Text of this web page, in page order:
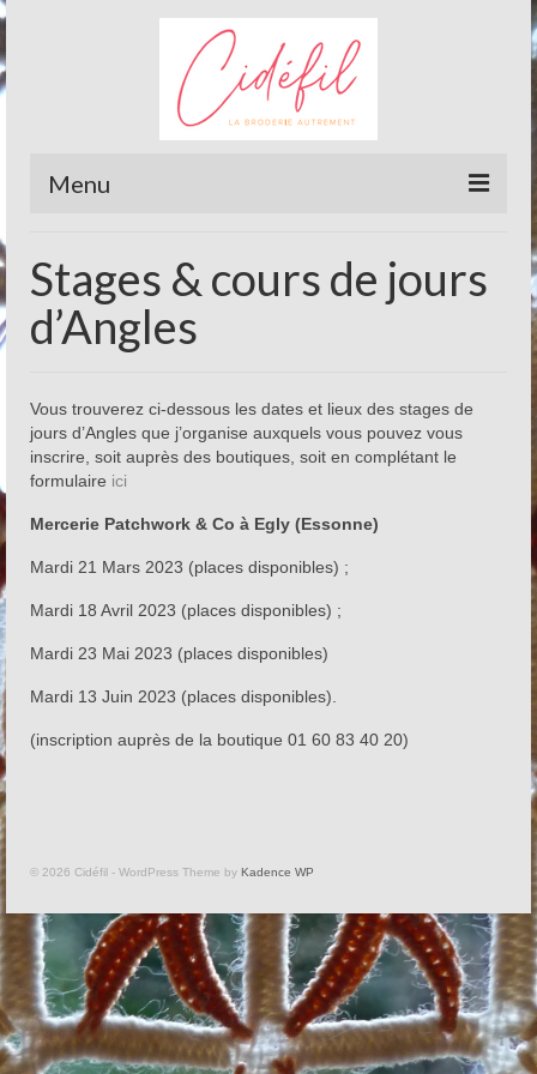
Menu
Contact
Stages de Réticello
Stage Reticello niveau 1
Stage Reticello niveau 2 (traditionnel)
Cours de Réticello
Les salons auxquels je participe
Les réalisations de mes élèves
Livre d’Or
Stages & cours de jours
d’Angles
Vous trouverez ci-dessous les dates et lieux des stages de
jours d’Angles que j’organise auxquels vous pouvez vous
inscrire, soit auprès des boutiques, soit en complétant le
formulaire ici
Mercerie Patchwork & Co à Egly (Essonne)
Mardi 21 Mars 2023 (places disponibles) ;
Mardi 18 Avril 2023 (places disponibles) ;
Mardi 23 Mai 2023 (places disponibles)
Mardi 13 Juin 2023 (places disponibles).
(inscription auprès de la boutique 01 60 83 40 20)
© 2026 Cidéfil - WordPress Theme by Kadence WP